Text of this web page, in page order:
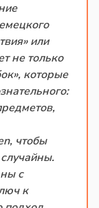
или
не только
которые
чтобы
с
к